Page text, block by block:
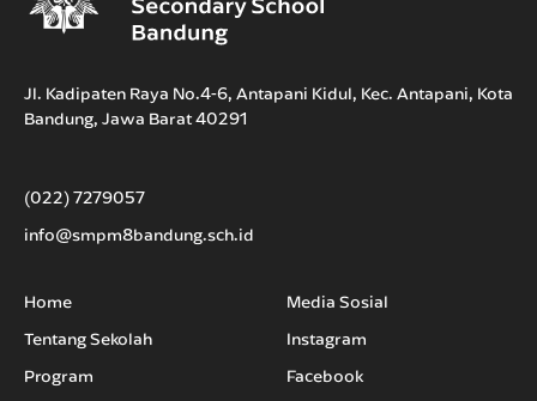
Jl. Kadipaten Raya No.4-6, Antapani Kidul, Kec. Antapani, Kota
Bandung, Jawa Barat 40291
(022) 7279057
info@smpm8bandung.sch.id
Home
Tentang Sekolah
Program
Media Sosial
Instagram
Facebook